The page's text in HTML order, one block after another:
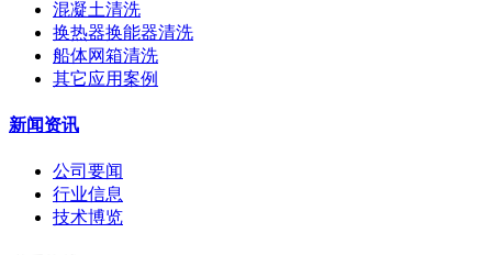
混凝土清洗
换热器换能器清洗
船体网箱清洗
其它应用案例
新闻资讯
公司要闻
行业信息
技术博览